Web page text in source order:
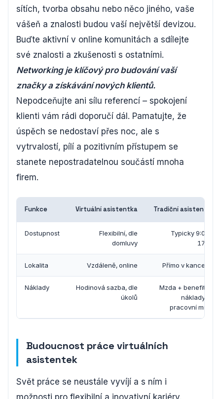
sítích, tvorba obsahu nebo něco jiného, vaše
vášeň a znalosti budou vaší největší devizou.
Buďte aktivní v online komunitách a sdílejte
své znalosti a zkušenosti s ostatními.
Networking je klíčový pro budování vaší
značky a získávání nových klientů.
Nepodceňujte ani sílu referencí – spokojení
klienti vám rádi doporučí dál. Pamatujte, že
úspěch se nedostaví přes noc, ale s
vytrvalostí, pílí a pozitivním přístupem se
stanete nepostradatelnou součástí mnoha
firem.
Funkce Virtuální asistentka Tradiční asistentka
Dostupnost
Flexibilní, dle
domluvy
Typicky 9:00 -
17:00
Lokalita Vzdáleně, online Přímo v kanceláři
Náklady
Hodinová sazba, dle
úkolů
Mzda + benefity +
náklady na
pracovní místo
Budoucnost práce virtuálních
asistentek
Svět práce se neustále vyvíjí a s ním i
možnosti pro flexibilní a inovativní kariéry.